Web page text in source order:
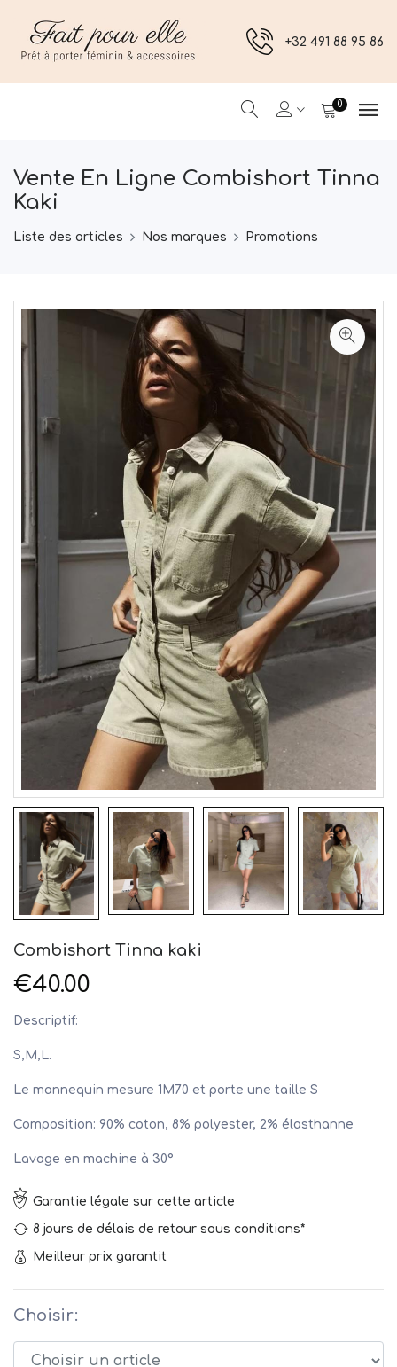
+32 491 88 95 86
0
Vente En Ligne Combishort Tinna
Kaki
Liste des articles Nos marques Promotions
Combishort Tinna kaki
€40.00
Descriptif:
S,M,L.
Le mannequin mesure 1M70 et porte une taille S
Composition: 90% coton, 8% polyester, 2% élasthanne
Lavage en machine à 30°
Garantie légale sur cette article
8 jours de délais de retour sous conditions*
Meilleur prix garantit
Choisir: